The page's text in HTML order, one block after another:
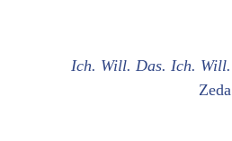
Ich. Will. Das. Ich. Will.
Zeda